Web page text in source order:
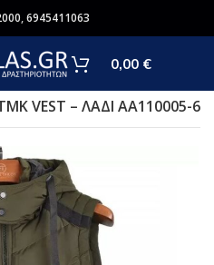
,6945411063
0,00 €
VEST – ΛΑΔΙ ΑΑ110005-6